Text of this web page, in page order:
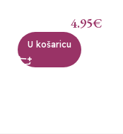
4.95€
U košaricu